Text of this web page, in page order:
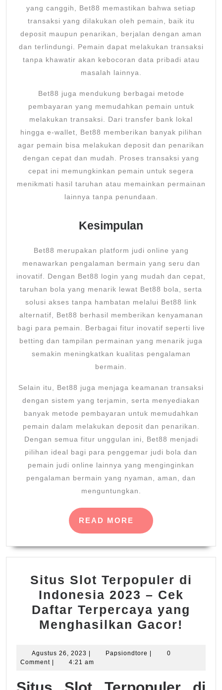
yang canggih, Bet88 memastikan bahwa setiap
transaksi yang dilakukan oleh pemain, baik itu
deposit maupun penarikan, berjalan dengan aman
dan terlindungi. Pemain dapat melakukan transaksi
tanpa khawatir akan kebocoran data pribadi atau
masalah lainnya.
Bet88 juga mendukung berbagai metode
pembayaran yang memudahkan pemain untuk
melakukan transaksi. Dari transfer bank lokal
hingga e-wallet, Bet88 memberikan banyak pilihan
agar pemain bisa melakukan deposit dan penarikan
dengan cepat dan mudah. Proses transaksi yang
cepat ini memungkinkan pemain untuk segera
menikmati hasil taruhan atau memainkan permainan
lainnya tanpa penundaan.
Kesimpulan
Bet88 merupakan platform judi online yang
menawarkan pengalaman bermain yang seru dan
inovatif. Dengan Bet88 login yang mudah dan cepat,
taruhan bola yang menarik lewat Bet88 bola, serta
solusi akses tanpa hambatan melalui Bet88 link
alternatif, Bet88 berhasil memberikan kenyamanan
bagi para pemain. Berbagai fitur inovatif seperti live
betting dan tampilan permainan yang menarik juga
semakin meningkatkan kualitas pengalaman
bermain.
Selain itu, Bet88 juga menjaga keamanan transaksi
dengan sistem yang terjamin, serta menyediakan
banyak metode pembayaran untuk memudahkan
pemain dalam melakukan deposit dan penarikan.
Dengan semua fitur unggulan ini, Bet88 menjadi
pilihan ideal bagi para penggemar judi bola dan
pemain judi online lainnya yang menginginkan
pengalaman bermain yang nyaman, aman, dan
menguntungkan.
READ MORE
READ
MORE
Situs Slot Terpopuler di
Indonesia 2023 – Cek
Daftar Terpercaya yang
Menghasilkan Gacor!
Agustus 26, 2023 Agustus
26,
Papsiondtore Papsiondtore
0
Comment
4:21 am